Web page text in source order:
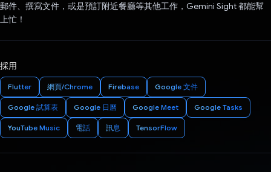
郵件、撰寫文件，或是預訂附近餐廳等其他工作，Gemini Sight 都能幫
上忙！
採用
Flutter 網頁/Chrome Firebase Google 文件
Google 試算表 Google 日曆 Google Meet Google Tasks
YouTube Music 電話 訊息 TensorFlow